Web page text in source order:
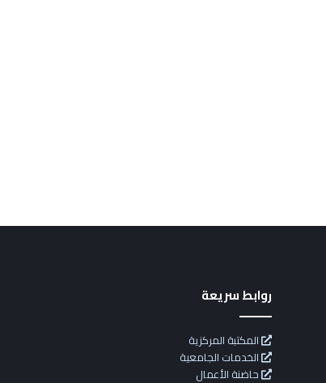
روابط سريعة
المكتبة المركزية
الخدمات الجامعية
حاضنة الأعمال